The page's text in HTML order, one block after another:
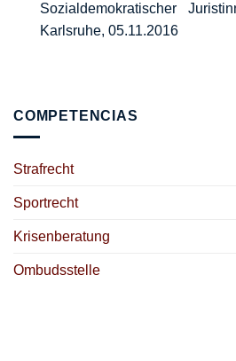
Sozialdemokratischer
Karlsruhe, 05.11.2016
COMPETENCIAS
Strafrecht
Sportrecht
Krisenberatung
Ombudsstelle